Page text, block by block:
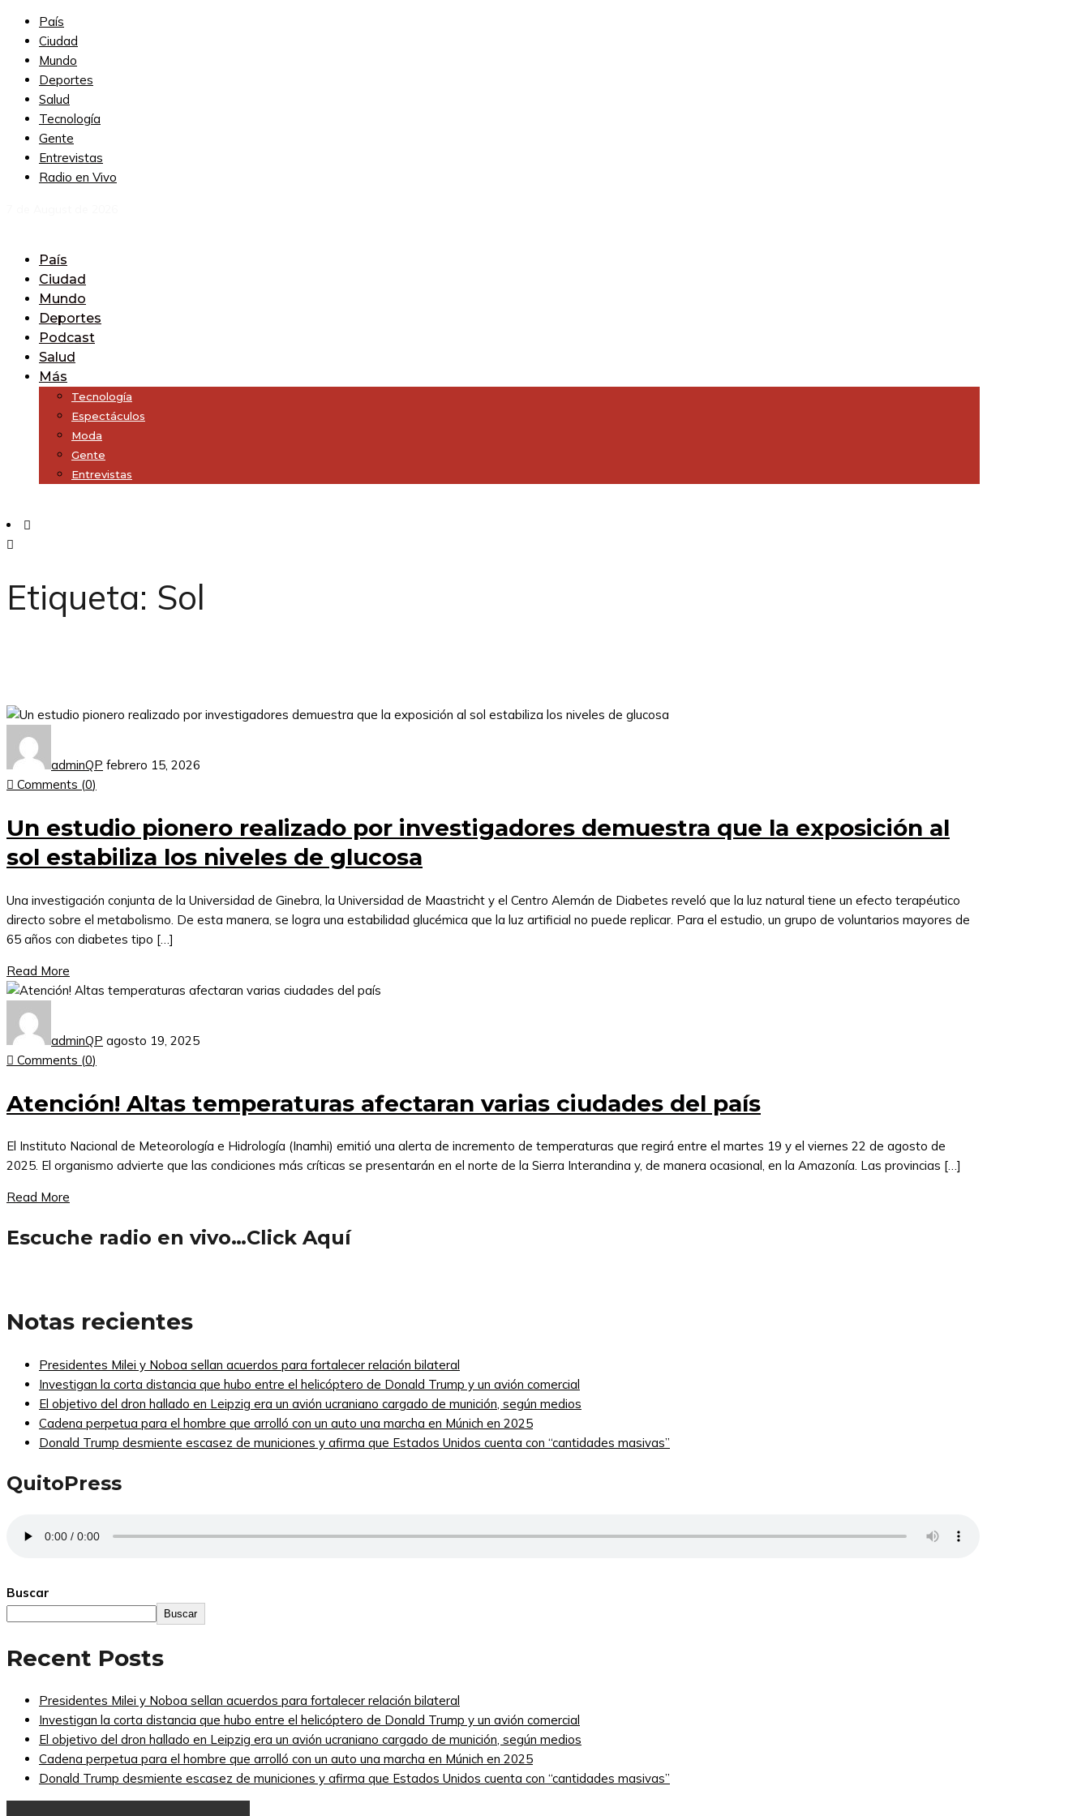
País
Ciudad
Mundo
Deportes
Salud
Tecnología
Gente
Entrevistas
Radio en Vivo
País
Ciudad
Mundo
Deportes
Podcast
Salud
Más
Tecnología
Espectáculos
Moda
Gente
Entrevistas
Etiqueta: Sol
adminQP febrero 15, 2026
Comments (0)
Un estudio pionero realizado por investigadores demuestra que la exposición al
sol estabiliza los niveles de glucosa
Una investigación conjunta de la Universidad de Ginebra, la Universidad de Maastricht y el Centro Alemán de Diabetes reveló que la luz natural tiene un efecto terapéutico
directo sobre el metabolismo. De esta manera, se logra una estabilidad glucémica que la luz artificial no puede replicar. Para el estudio, un grupo de voluntarios mayores de
65 años con diabetes tipo […]
Read More
adminQP agosto 19, 2025
Comments (0)
Atención! Altas temperaturas afectaran varias ciudades del país
El Instituto Nacional de Meteorología e Hidrología (Inamhi) emitió una alerta de incremento de temperaturas que regirá entre el martes 19 y el viernes 22 de agosto de
2025. El organismo advierte que las condiciones más críticas se presentarán en el norte de la Sierra Interandina y, de manera ocasional, en la Amazonía. Las provincias […]
Read More
Escuche radio en vivo…Click Aquí
Notas recientes
Presidentes Milei y Noboa sellan acuerdos para fortalecer relación bilateral
Investigan la corta distancia que hubo entre el helicóptero de Donald Trump y un avión comercial
El objetivo del dron hallado en Leipzig era un avión ucraniano cargado de munición, según medios
Cadena perpetua para el hombre que arrolló con un auto una marcha en Múnich en 2025
Donald Trump desmiente escasez de municiones y afirma que Estados Unidos cuenta con “cantidades masivas”
QuitoPress
Buscar
Buscar
Recent Posts
Presidentes Milei y Noboa sellan acuerdos para fortalecer relación bilateral
Investigan la corta distancia que hubo entre el helicóptero de Donald Trump y un avión comercial
El objetivo del dron hallado en Leipzig era un avión ucraniano cargado de munición, según medios
Cadena perpetua para el hombre que arrolló con un auto una marcha en Múnich en 2025
Donald Trump desmiente escasez de municiones y afirma que Estados Unidos cuenta con “cantidades masivas”